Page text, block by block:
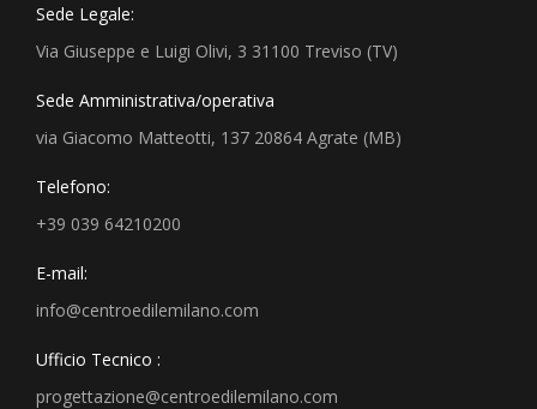
Sede Legale:
Via Giuseppe e Luigi Olivi, 3 31100 Treviso (TV)
Sede Amministrativa/operativa
via Giacomo Matteotti, 137 20864 Agrate (MB)
Telefono:
+39 039 64210200
E-mail:
info@centroedilemilano.com
Ufficio Tecnico :
progettazione@centroedilemilano.com